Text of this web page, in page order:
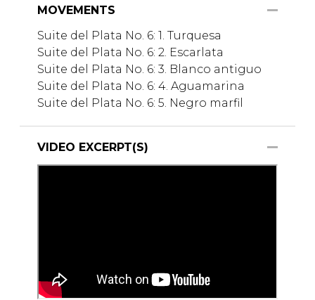
MOVEMENTS
Suite del Plata No. 6: 1. Turquesa
Suite del Plata No. 6: 2. Escarlata
Suite del Plata No. 6: 3. Blanco antiguo
Suite del Plata No. 6: 4. Aguamarina
Suite del Plata No. 6: 5. Negro marfil
VIDEO EXCERPT(S)